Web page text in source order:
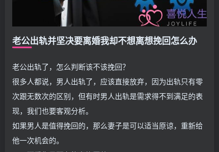
老公出轨并坚决要离婚我却不想离想挽回怎么办
老公出轨了，怎么判断该不该挽回？
很多人都说，男人出轨了，应该直接放弃，因为出轨只有零
次跟无数次的区别，但有时男人出轨是需求得不到满足的表
现，我们也要客观分析。
如果男人是值得挽回的，那么妻子是可以适当原谅，重新给
他一次机会的。